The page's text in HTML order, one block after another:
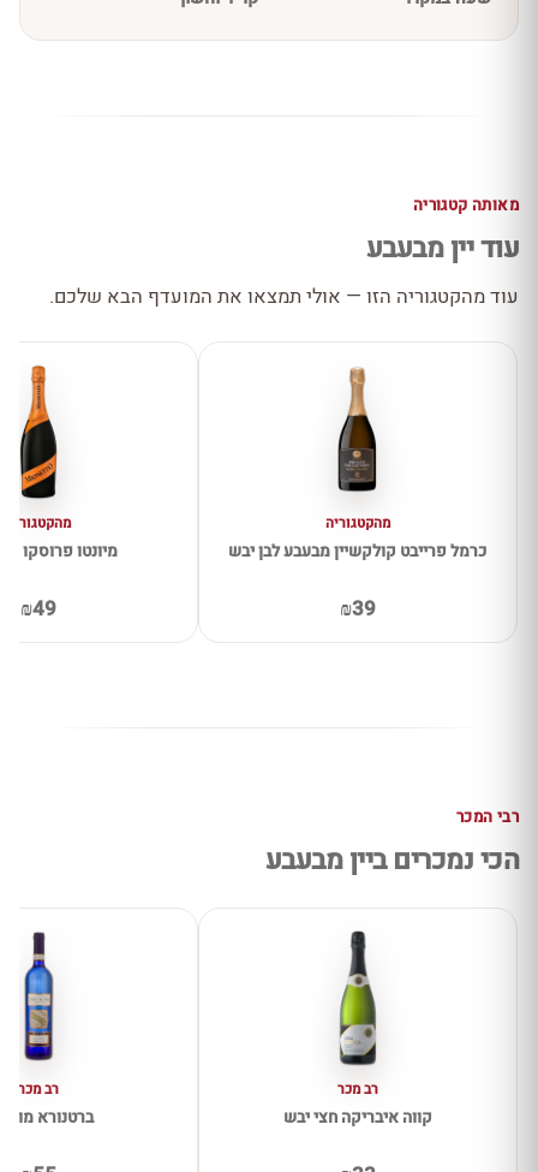
מאותה קטגוריה
עוד יין מבעבע
עוד מהקטגוריה הזו — אולי תמצאו את המועדף הבא שלכם.
מהקטגוריה
כרמל פרייבט קולקשיין מבעבע לבן יבש
₪39
מהקטגוריה
מיונטו פרוסקו
₪49
רבי המכר
הכי נמכרים ביין מבעבע
רב מכר
קווה איבריקה חצי יבש
רב מכר
ברטנורא